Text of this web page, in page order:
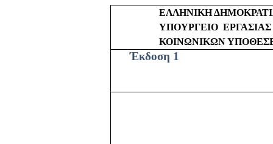
ΕΛΛΗΝΙΚΗ
ΥΠΟΥΡΓΕΙΟ
ΚΟΙΝΩΝΙΚΩΝ
Έκδοση 1